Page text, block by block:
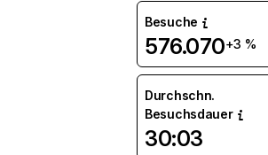
Besuche
576.070+3 %
Durchschn.
Besuchsdauer
30:03